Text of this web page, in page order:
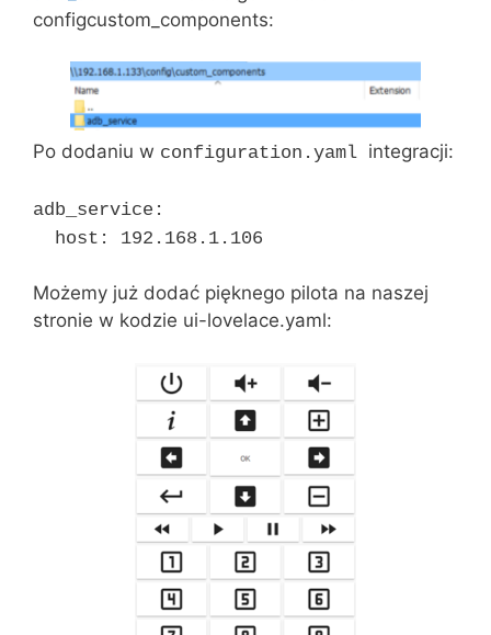
configcustom_components:
Po dodaniu w configuration.yaml integracji:
adb_service:
host: 192.168.1.106
Możemy już dodać pięknego pilota na naszej
stronie w kodzie ui-lovelace.yaml: